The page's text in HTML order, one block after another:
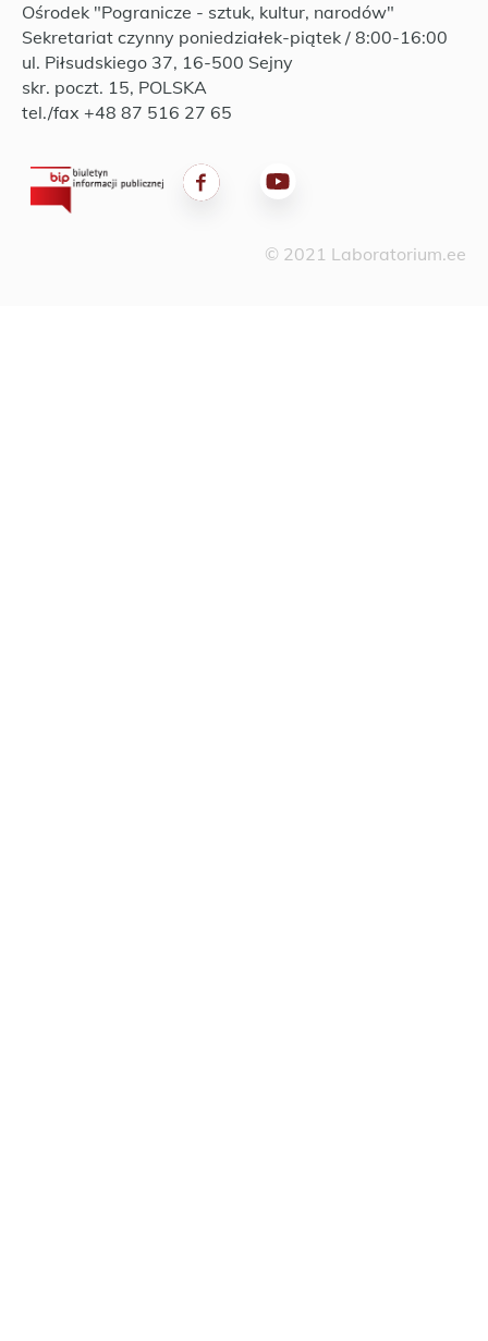
Ośrodek "Pogranicze - sztuk, kultur, narodów"
Sekretariat czynny poniedziałek-piątek / 8:00-16:00
ul. Piłsudskiego 37, 16-500 Sejny
skr. poczt. 15, POLSKA
tel./fax +48 87 516 27 65
© 2021 Laboratorium.ee